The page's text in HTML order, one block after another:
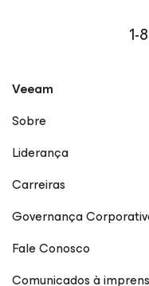
1-
Veeam
Sobre
Liderança
Carreiras
Governança
Fale Conosco
Comunicados à